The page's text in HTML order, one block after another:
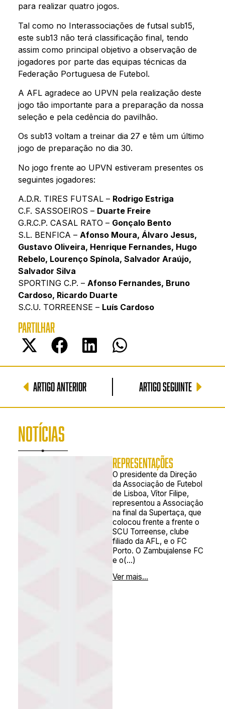
para realizar quatro jogos.
Tal como no Interassociações de futsal sub15,
este sub13 não terá classificação final, tendo
assim como principal objetivo a observação de
jogadores por parte das equipas técnicas da
Federação Portuguesa de Futebol.
A AFL agradece ao UPVN pela realização deste
jogo tão importante para a preparação da nossa
seleção e pela cedência do pavilhão.
Os sub13 voltam a treinar dia 27 e têm um último
jogo de preparação no dia 30.
No jogo frente ao UPVN estiveram presentes os
seguintes jogadores:
A.D.R. TIRES FUTSAL – Rodrigo Estriga
C.F. SASSOEIROS – Duarte Freire
G.R.C.P. CASAL RATO – Gonçalo Bento
S.L. BENFICA – Afonso Moura, Álvaro Jesus,
Gustavo Oliveira, Henrique Fernandes, Hugo
Rebelo, Lourenço Spínola, Salvador Araújo,
Salvador Silva
SPORTING C.P. – Afonso Fernandes, Bruno
Cardoso, Ricardo Duarte
S.C.U. TORREENSE – Luís Cardoso
PARTILHAR
ARTIGO ANTERIOR ARTIGO SEGUINTE
NOTÍCIAS
REPRESENTAÇÕES
O presidente da Direção
da Associação de Futebol
de Lisboa, Vítor Filipe,
representou a Associação
na final da Supertaça, que
colocou frente a frente o
SCU Torreense, clube
filiado da AFL, e o FC
Porto. O Zambujalense FC
e o(...)
Ver mais...